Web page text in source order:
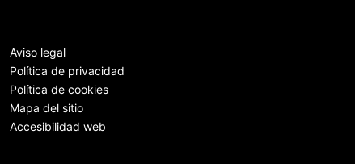
Aviso legal
Política de privacidad
Política de cookies
Mapa del sitio
Accesibilidad web